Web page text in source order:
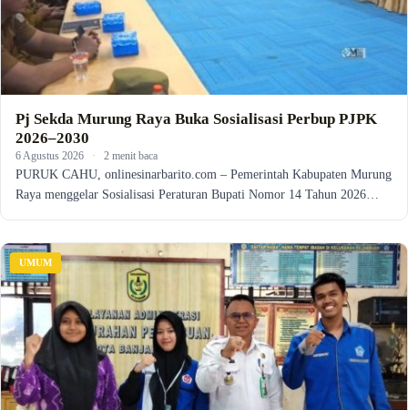
Pj Sekda Murung Raya Buka Sosialisasi Perbup PJPK
2026–2030
6 Agustus 2026 · 2 menit baca
PURUK CAHU, onlinesinarbarito.com – Pemerintah Kabupaten Murung
Raya menggelar Sosialisasi Peraturan Bupati Nomor 14 Tahun 2026…
UMUM